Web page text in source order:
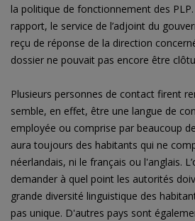
la politique de fonctionnement des
rapport, le service de l’adjoint du
reçu de réponse de la direction
dossier ne pouvait pas encore être
Plusieurs personnes de contact firent
semble, en effet, être une langue de
employée ou comprise par beaucoup
aura toujours des habitants qui ne
néerlandais, ni le français ou l'anglais.
demander à quel point les autorités
grande diversité linguistique des
pas unique. D'autres pays sont